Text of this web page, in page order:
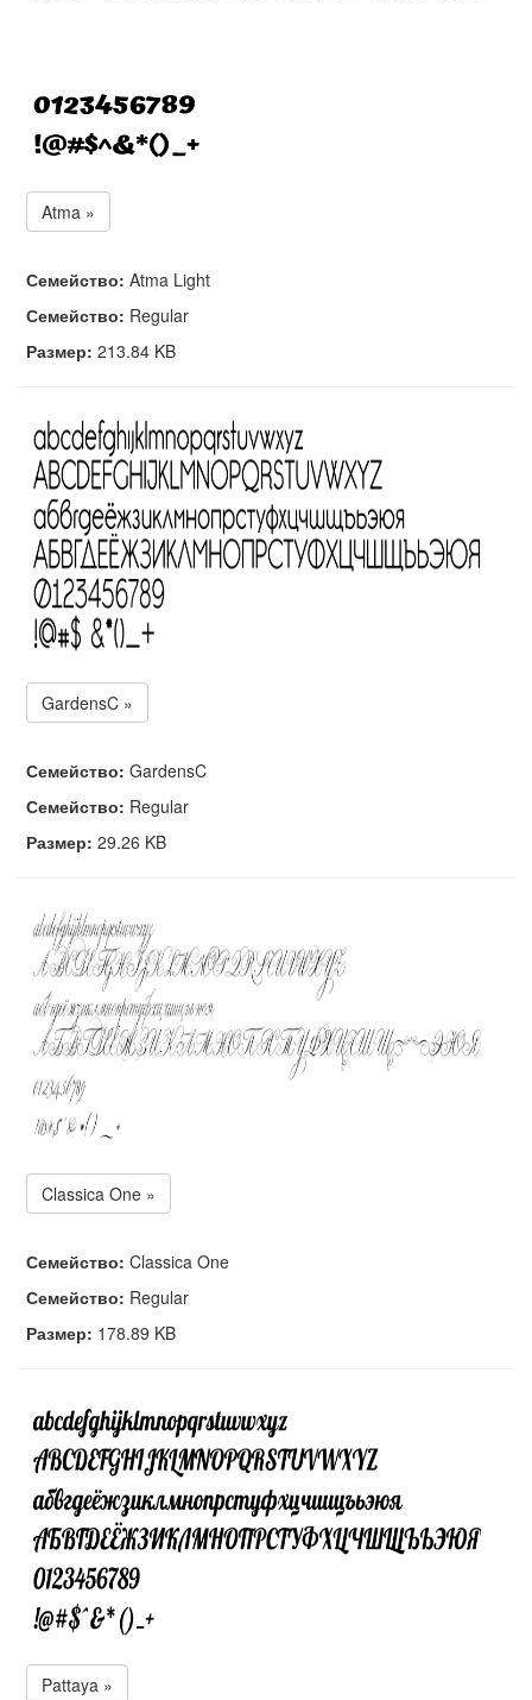
Atma »
Семейство: Atma Light
Семейство: Regular
Размер: 213.84 KB
GardensC »
Семейство: GardensC
Семейство: Regular
Размер: 29.26 KB
Classica One »
Семейство: Classica One
Семейство: Regular
Размер: 178.89 KB
Pattaya »